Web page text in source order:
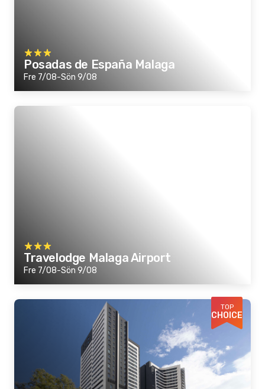
Posadas de España Malaga
Fre 7/08-Sön 9/08
Travelodge Malaga Airport
Fre 7/08-Sön 9/08
TOP
CHOICE